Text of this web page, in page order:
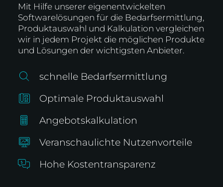
Mit Hilfe unserer eigenentwickelten
Softwarelösungen für die Bedarfsermittlung,
Produktauswahl und Kalkulation vergleichen
wir in jedem Projekt die möglichen Produkte
und Lösungen der wichtigsten Anbieter.
schnelle Bedarfsermittlung
Optimale Produktauswahl
Angebotskalkulation
Veranschaulichte Nutzenvorteile
Hohe Kostentransparenz